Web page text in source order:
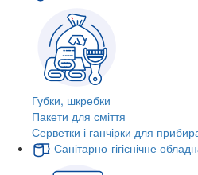
Губки, шкребки
Пакети для сміття
Серветки і ганчірки для
Санітарно-гігієнічне